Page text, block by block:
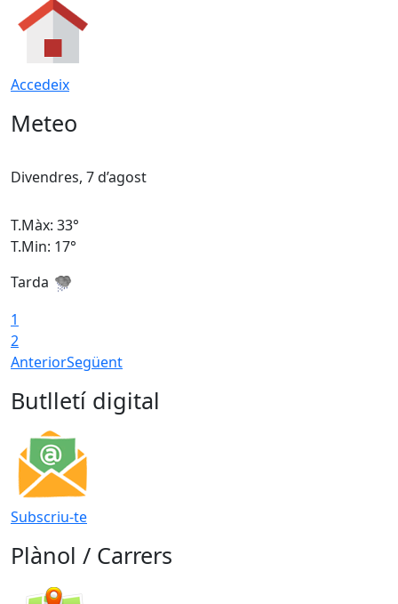
Accedeix
Meteo
Divendres, 7 d’agost
T.Màx: 33°
T.Min: 17°
Tarda
1
2
AnteriorSegüent
Butlletí digital
Subscriu-te
Plànol / Carrers